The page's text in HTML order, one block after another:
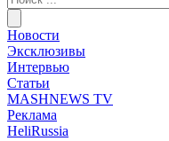
Новости
Эксклюзивы
Интервью
Статьи
MASHNEWS TV
Реклама
HeliRussia